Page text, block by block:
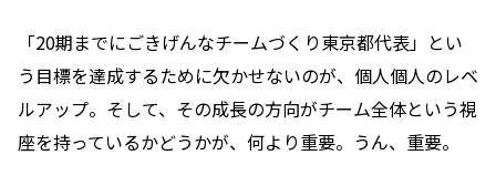
「20期までにごきげんなチームづくり東京都代表」とい
う目標を達成するために欠かせないのが、個人個人のレベ
ルアップ。そして、その成長の方向がチーム全体という視
座を持っているかどうかが、何より重要。うん、重要。